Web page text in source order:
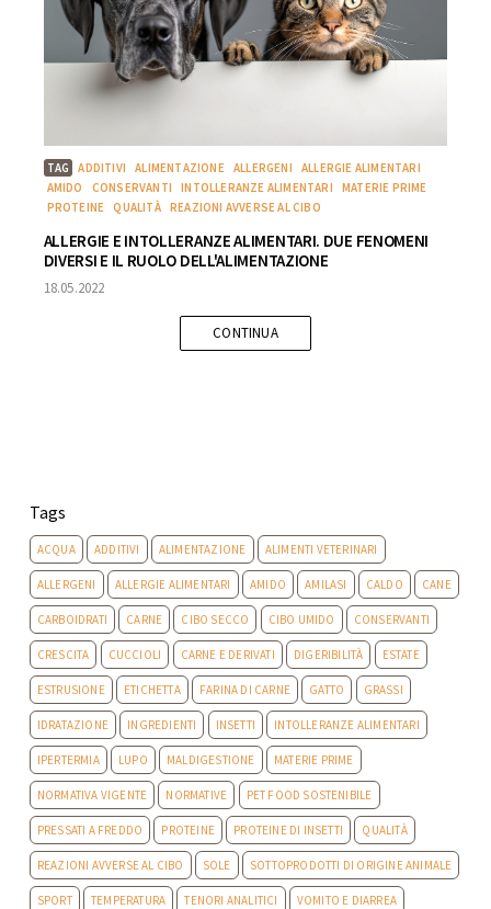
TAG ADDITIVI ALIMENTAZIONE ALLERGENI
ALLERGIE ALIMENTARI
AMIDO
CONSERVANTI INTOLLERANZE ALIMENTARI
MATERIE PRIME
PROTEINE
QUALITÀ REAZIONI AVVERSE AL CIBO
ALLERGIE E INTOLLERANZE ALIMENTARI. DUE FENOMENI
DIVERSI E IL RUOLO DELL'ALIMENTAZIONE
18.05.2022
CONTINUA
Tags
ACQUA ADDITIVI ALIMENTAZIONE ALIMENTI VETERINARI
ALLERGENI ALLERGIE ALIMENTARI AMIDO AMILASI CALDO CANE
CARBOIDRATI CARNE CIBO SECCO CIBO UMIDO CONSERVANTI
CRESCITA CUCCIOLI CARNE E DERIVATI DIGERIBILITÀ ESTATE
ESTRUSIONE ETICHETTA FARINA DI CARNE GATTO GRASSI
IDRATAZIONE INGREDIENTI INSETTI INTOLLERANZE ALIMENTARI
IPERTERMIA LUPO MALDIGESTIONE MATERIE PRIME
NORMATIVA VIGENTE NORMATIVE PET FOOD SOSTENIBILE
PRESSATI A FREDDO PROTEINE PROTEINE DI INSETTI QUALITÀ
REAZIONI AVVERSE AL CIBO SOLE SOTTOPRODOTTI DI ORIGINE ANIMALE
SPORT TEMPERATURA TENORI ANALITICI VOMITO E DIARREA